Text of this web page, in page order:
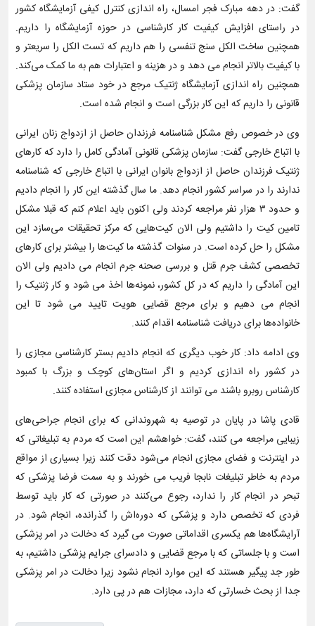
گفت: در دهه مبارک فجر امسال، راه اندازی کنترل کیفی آزمایشگاه کشور
در راستای افزایش کیفیت کار کارشناسی در حوزه آزمایشگاه را داریم.
همچنین ساخت الکل سنج تنفسی را هم داریم که تست الکل را سریعتر و
با کیفیت بالاتر انجام می دهد و در هزینه و اعتبارات هم به ما کمک می‌کند.
همچنین راه اندازی آزمایشگاه ژنتیک مرجع در خود ستاد سازمان پزشکی
قانونی را داریم که این کار بزرگی است و انجام شده است.
وی در خصوص رفع مشکل شناسنامه فرزندان حاصل از ازدواج زنان ایرانی
با اتباع خارجی گفت: سازمان پزشکی قانونی آمادگی کامل را دارد که کارهای
ژنتیک فرزندان حاصل از ازدواج بانوان ایرانی با اتباع خارجی که شناسنامه
ندارند را در سراسر کشور انجام دهد. ما سال گذشته این کار را انجام دادیم
و حدود ۳ هزار نفر مراجعه کردند ولی اکنون باید اعلام کنم که قبلا مشکل
تامین کیت را داشتیم ولی الان کیت‌هایی که مرکز تحقیقات می‌سازد این
مشکل را حل کرده است. در سنوات گذشته ما کیت‌ها را بیشتر برای کارهای
تخصصی کشف جرم قتل و بررسی صحنه جرم انجام می دادیم ولی الان
این آمادگی را داریم که در کل کشور، نمونه‌ها اخذ می شود و کار ژنتیک را
انجام می دهیم و برای مرجع قضایی هویت تایید می شود تا این
خانواده‌ها برای دریافت شناسنامه اقدام کنند.
وی ادامه داد: کار خوب دیگری که انجام دادیم بستر کارشناسی مجازی را
در کشور راه اندازی کردیم و اگر استان‌های کوچک و بزرگ با کمبود
کارشناس روبرو باشند می توانند از کارشناس مجازی استفاده کنند.
قادی پاشا در پایان در توصیه به شهروندانی که برای انجام جراحی‌های
زیبایی مراجعه می کنند، گفت: خواهشم این است که مردم به تبلیغاتی که
در اینترنت و فضای مجازی انجام می‌شود دقت کنند زیرا بسیاری از مواقع
مردم به خاطر تبلیغات نابجا فریب می خورند و به سمت فرضا پزشکی که
تبحر در انجام کار را ندارد، رجوع می‌کنند در صورتی که کار باید توسط
فردی که تخصص دارد و پزشکی که دوره‌اش را گذرانده، انجام شود. در
آرایشگاه‌ها هم یکسری اقداماتی صورت می گیرد که دخالت در امر پزشکی
است و با جلساتی که با مرجع قضایی و دادسرای جرایم پزشکی داشتیم، به
طور جد پیگیر هستند که این موارد انجام نشود زیرا دخالت در امر پزشکی
جدا از بحث خسارتی که دارد، مجازات هم در پی دارد.